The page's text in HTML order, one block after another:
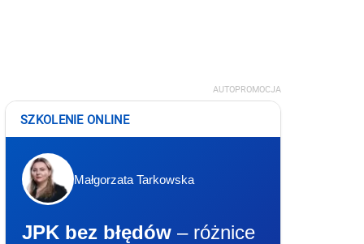
AUTOPROMOCJA
SZKOLENIE ONLINE
Małgorzata Tarkowska
JPK bez błędów – różnice